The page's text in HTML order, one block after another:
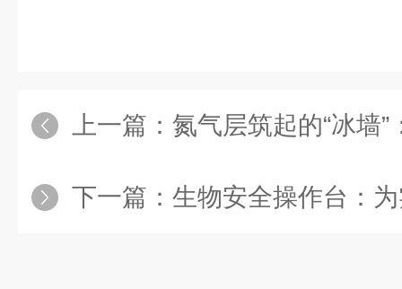
上一篇： 氮气层筑起的“冰墙”：隔氮型液
下一篇： 生物安全操作台：为实验人员、样品与